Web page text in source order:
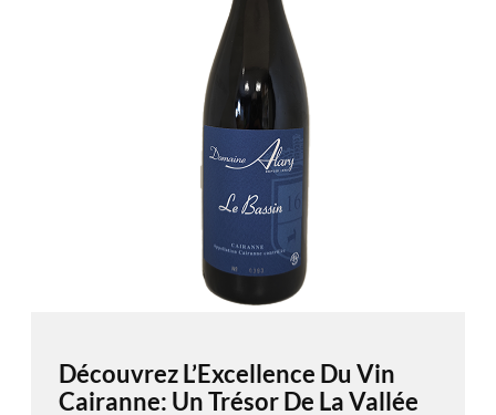
Découvrez L’Excellence Du Vin
Cairanne: Un Trésor De La Vallée